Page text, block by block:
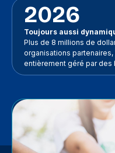
2026
Toujours aussi
Plus de 8 millions de
organisations
entièrement géré par des